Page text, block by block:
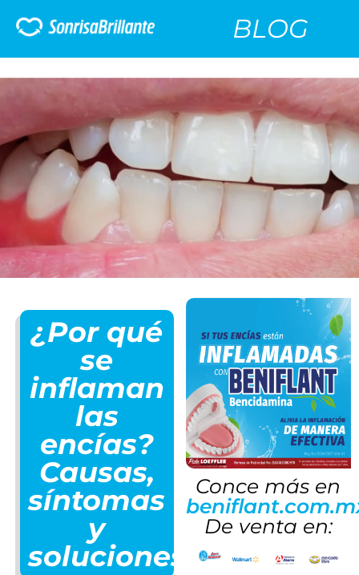
BLOG
¿Por qué
se
inflaman
las
encías?
Causas,
síntomas
y
soluciones
Conce más en
De venta en: